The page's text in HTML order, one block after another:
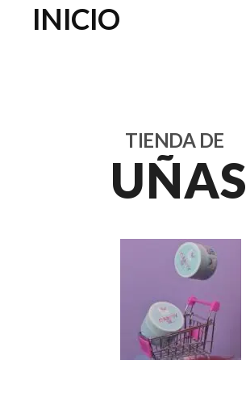
INICIO
TIENDA DE
UÑAS